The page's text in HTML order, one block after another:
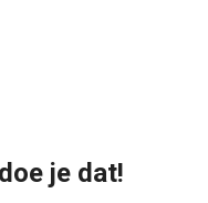
je dat!